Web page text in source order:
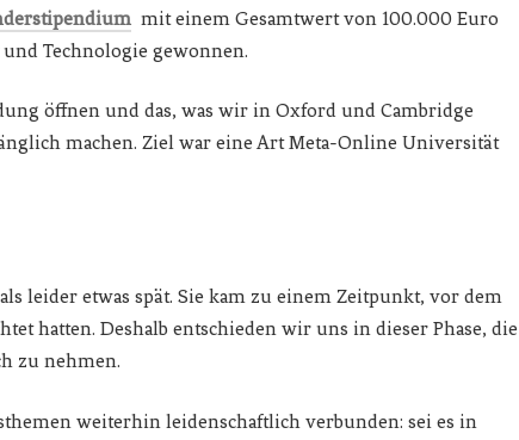
mit einem Gesamtwert von 100.000 Euro
Technologie gewonnen.
öffnen und das, was wir in Oxford und Cambridge
machen. Ziel war eine Art Meta-Online Universität
leider etwas spät. Sie kam zu einem Zeitpunkt, vor dem
hatten. Deshalb entschieden wir uns in dieser Phase, die
zu nehmen.
weiterhin leidenschaftlich verbunden: sei es in